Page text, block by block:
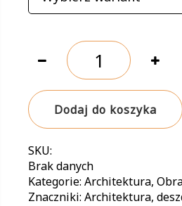
Deszcz
Dodaj do koszyka
SKU:
Brak danych
Kategorie:Architektura,
Znaczniki:Architektura,